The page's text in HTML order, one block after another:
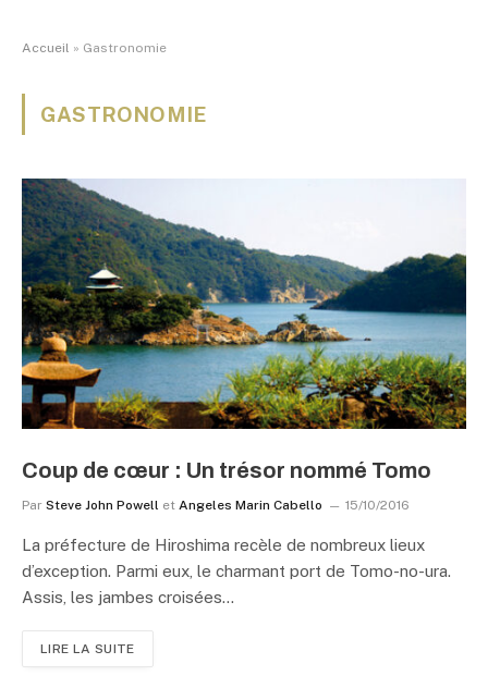
Accueil » Gastronomie
GASTRONOMIE
Coup de cœur : Un trésor nommé Tomo
Par Steve John Powell et Angeles Marin Cabello 15/10/2016
La préfecture de Hiroshima recèle de nombreux lieux
d’exception. Parmi eux, le charmant port de Tomo-no-ura.
Assis, les jambes croisées…
LIRE LA SUITE